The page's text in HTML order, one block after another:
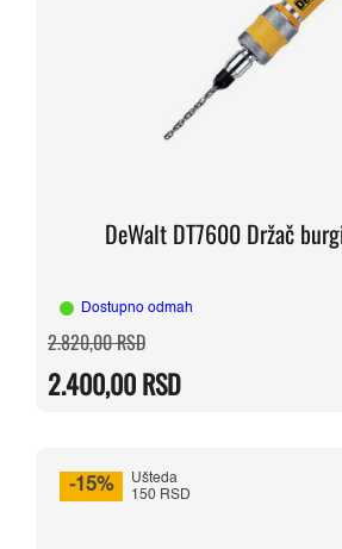
DeWalt DT7600 Držač
Dostupno odmah
2.820,00RSDOriginalna
cena
bila:
2.820,00 RSD.
2.400,00RSD
Trenutna
cena
2.400,00 RSD.
-15%
Ušteda
150 RSD